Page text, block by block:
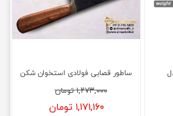
ساطور قصابی فولادی استخوان شکن
۱,۲۷۳,۰۰۰ تومان
۱,۱۷۱,۱۶۰ تومان